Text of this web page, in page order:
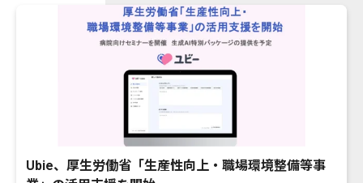
Ubie、厚生労働省「生産性向上・職場環境整備等事